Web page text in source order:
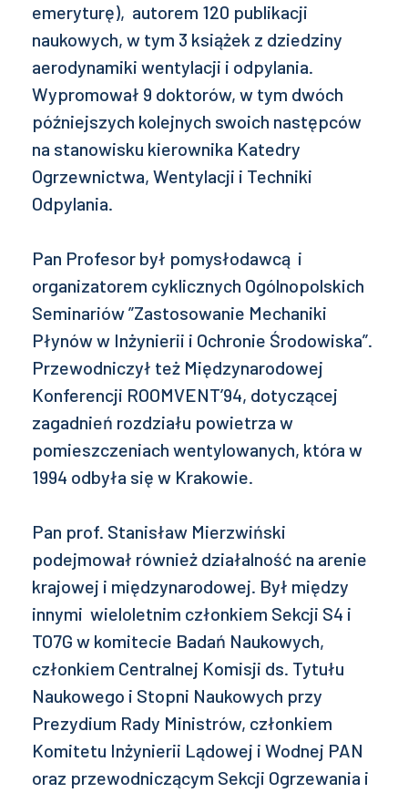
emeryturę), autorem 120 publikacji
naukowych, w tym 3 książek z dziedziny
aerodynamiki wentylacji i odpylania.
Wypromował 9 doktorów, w tym dwóch
późniejszych kolejnych swoich następców
na stanowisku kierownika Katedry
Ogrzewnictwa, Wentylacji i Techniki
Odpylania.
Pan Profesor był pomysłodawcą i
organizatorem cyklicznych Ogólnopolskich
Seminariów ”Zastosowanie Mechaniki
Płynów w Inżynierii i Ochronie Środowiska”.
Przewodniczył też Międzynarodowej
Konferencji ROOMVENT’94, dotyczącej
zagadnień rozdziału powietrza w
pomieszczeniach wentylowanych, która w
1994 odbyła się w Krakowie.
Pan prof. Stanisław Mierzwiński
podejmował również działalność na arenie
krajowej i międzynarodowej. Był między
innymi wieloletnim członkiem Sekcji S4 i
TO7G w komitecie Badań Naukowych,
członkiem Centralnej Komisji ds. Tytułu
Naukowego i Stopni Naukowych przy
Prezydium Rady Ministrów, członkiem
Komitetu Inżynierii Lądowej i Wodnej PAN
oraz przewodniczącym Sekcji Ogrzewania i